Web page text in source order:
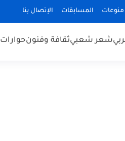
منوعات المسابقات الإتصال بنا
شعر شعبيثقافة وفنونحوارات